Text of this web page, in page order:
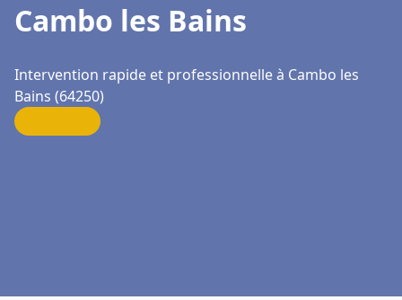
Cambo les Bains
Intervention rapide et professionnelle à Cambo les
Bains (64250)